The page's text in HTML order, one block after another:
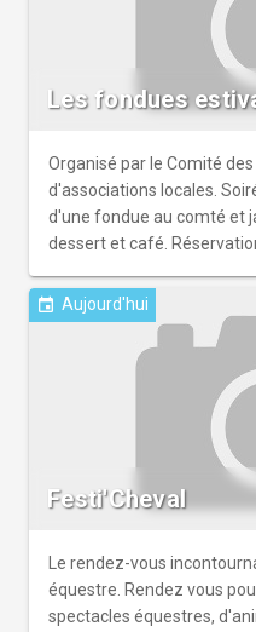
Les fondues
Organisé par le Comité
d'associations locales.
d'une fondue au comté et
dessert et café.
event Aujourd'hui
Festi'Cheval
Le rendez-vous
équestre. Rendez vous
spectacles équestres,